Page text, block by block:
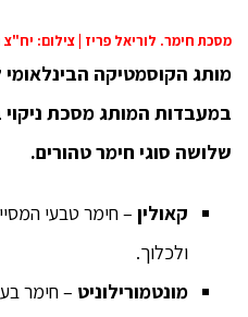
מסכת חימר. לוריאל פריז | צילום:
מותג הקוסמטיקה הבינלאומי
במעבדות המותג מסכת
שלושה סוגי חימר טהורים.
קאולין – חימר טבעי
ולכלוך.
מונטמורילוניט – חימר